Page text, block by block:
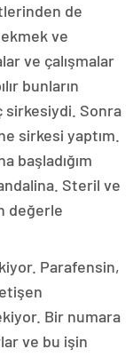
de
ve
ve çalışmalar
bunların
sirkesiydi. Sonra
sirkesi yaptım.
başladığım
Steril ve
değerle
Parafensin,
Bir numara
ve bu işin